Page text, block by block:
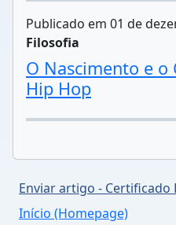
Publicado em 01 de
Filosofia
O Nascimento e o
Hip Hop
Enviar artigo - Certificado
Início (Homepage)